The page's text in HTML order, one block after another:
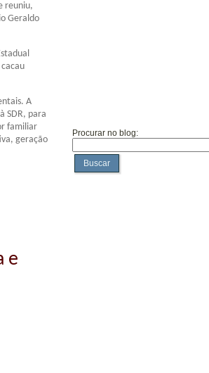
reuniu,
Geraldo
A
SDR, para
familiar
geração
e
Procurar no blog:
Buscar